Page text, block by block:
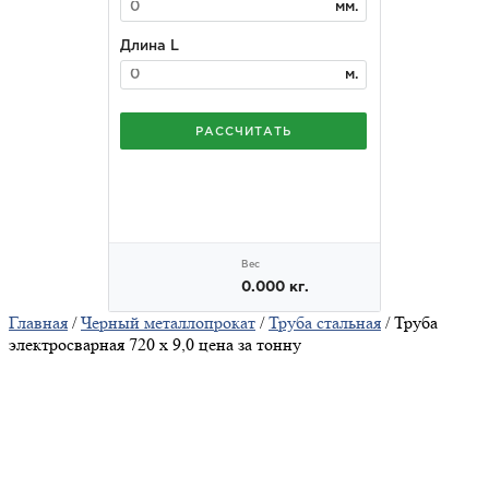
Главная /Черный металлопрокат /Труба стальная / Труба
электросварная 720 х 9,0 цена за тонну